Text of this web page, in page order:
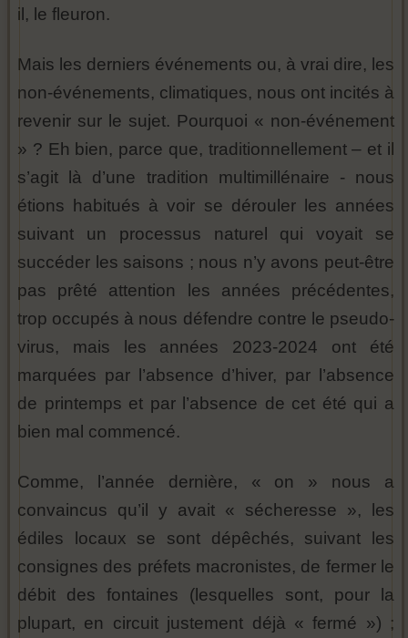
il, le fleuron.
Mais les derniers événements ou, à vrai dire, les
non-événements, climatiques, nous ont incités à
revenir sur le sujet. Pourquoi « non-événement
» ? Eh bien, parce que, traditionnellement – et il
s’agit là d’une tradition multimillénaire - nous
étions habitués à voir se dérouler les années
suivant un processus naturel qui voyait se
succéder les saisons ; nous n’y avons peut-être
pas prêté attention les années précédentes,
trop occupés à nous défendre contre le pseudo-
virus, mais les années 2023-2024 ont été
marquées par l’absence d’hiver, par l’absence
de printemps et par l’absence de cet été qui a
bien mal commencé.
Comme, l’année dernière, « on » nous a
convaincus qu’il y avait « sécheresse », les
édiles locaux se sont dépêchés, suivant les
consignes des préfets macronistes, de fermer le
débit des fontaines (lesquelles sont, pour la
plupart, en circuit justement déjà « fermé ») ;